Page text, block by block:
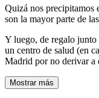
Quizá nos precipitamos
son la mayor parte de
Y luego, de regalo junto
un centro de salud (en
Madrid por no derivar a
Mostrar más